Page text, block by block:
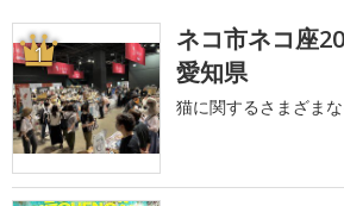
1
ネコ市ネコ座
愛知県
猫に関するさまざま